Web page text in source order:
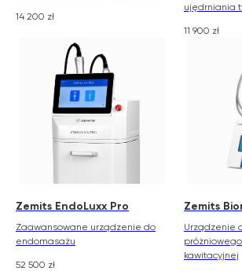
14 200 zł
ujędrniania
11 900 zł
Zemits EndoLuxx Pro
Zaawansowane urządzenie do
endomasażu
52 500 zł
Zemits
Urządzenie
kawitacyjnej